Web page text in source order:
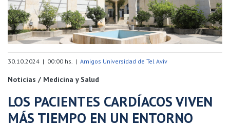
30.10.2024 | 00:00 hs. | Amigos Universidad de Tel Aviv
Noticias / Medicina y Salud
LOS PACIENTES CARDÍACOS VIVEN
MÁS TIEMPO EN UN ENTORNO